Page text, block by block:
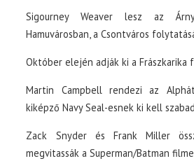
Sigourney Weaver lesz az
Hamuvárosban, a Csontváros
Október elején adják ki a Frászkarika
Martin Campbell rendezi az
kiképző Navy Seal-esnek ki kell
Zack Snyder és Frank Miller
megvitassák a Superman/Batman